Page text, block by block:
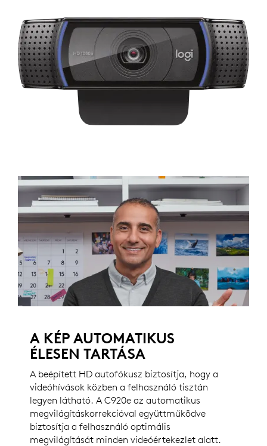
A KÉP AUTOMATIKUS
ÉLESEN TARTÁSA
A beépített HD autofókusz biztosítja, hogy a
videóhívások közben a felhasználó tisztán
legyen látható. A C920e az automatikus
megvilágításkorrekcióval együttműködve
biztosítja a felhasználó optimális
megvilágítását minden videóértekezlet alatt.